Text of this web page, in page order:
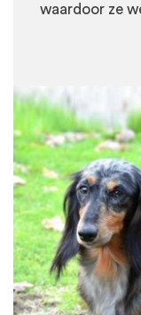
waardoor ze